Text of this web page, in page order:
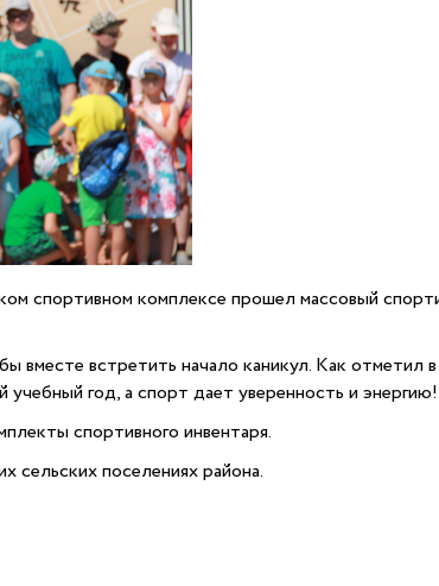
спортивном комплексе прошел массовый
встретить начало каникул. Как отметил
год, а спорт дает уверенность и энергию!
спортивного инвентаря.
сельских поселениях района.